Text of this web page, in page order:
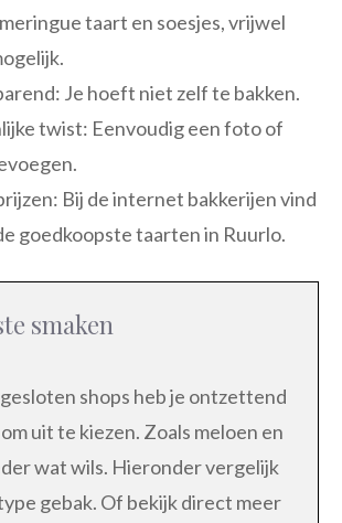
taart en soesjes, vrijwel
Je hoeft niet zelf te bakken.
twist: Eenvoudig een foto of
Bij de internet bakkerijen vind
goedkoopste taarten in Ruurlo.
smaken
shops heb je ontzettend
uit te kiezen. Zoals meloen en
wat wils. Hieronder vergelijk
gebak. Of bekijk direct meer